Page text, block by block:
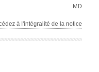
MD
à l'intégralité de la notice